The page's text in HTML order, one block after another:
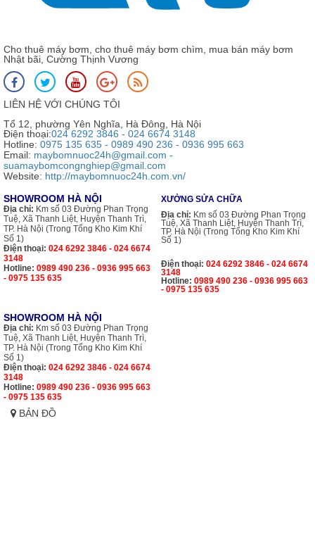
Cho thuê máy bơm, cho thuê máy bơm chìm, mua bán máy bơm
Nhật bãi, Cường Thịnh Vương
LIÊN HỆ VỚI CHÚNG TÔI
Tổ 12, phường Yên Nghĩa, Hà Đông, Hà Nội
Điện thoại:024 6292 3846 - 024 6674 3148
Hotline: 0975 135 635 - 0989 490 236 - 0936 995 663
Email: maybomnuoc24h@gmail.com -
suamaybomcongnghiep@gmail.com
Website: http://maybomnuoc24h.com.vn/
SHOWROOM HÀ NỘI
Địa chỉ: Km số 03 Đường Phan Trọng
Tuệ, Xã Thanh Liệt, Huyện Thanh Trì,
TP. Hà Nội (Trong Tổng Kho Kim Khí
Số 1)
Điện thoại: 024 6292 3846 - 024 6674
3148
Hotline: 0989 490 236 - 0936 995 663
- 0975 135 635
XƯỞNG SỬA CHỮA
Địa chỉ: Km số 03 Đường Phan Trọng
Tuệ, Xã Thanh Liệt, Huyện Thanh Trì,
TP. Hà Nội (Trong Tổng Kho Kim Khí
Số 1)
Điện thoại: 024 6292 3846 - 024 6674
3148
Hotline: 0989 490 236 - 0936 995 663
- 0975 135 635
SHOWROOM HÀ NỘI
Địa chỉ: Km số 03 Đường Phan Trọng
Tuệ, Xã Thanh Liệt, Huyện Thanh Trì,
TP. Hà Nội (Trong Tổng Kho Kim Khí
Số 1)
Điện thoại: 024 6292 3846 - 024 6674
3148
Hotline: 0989 490 236 - 0936 995 663
- 0975 135 635
BẢN ĐỒ